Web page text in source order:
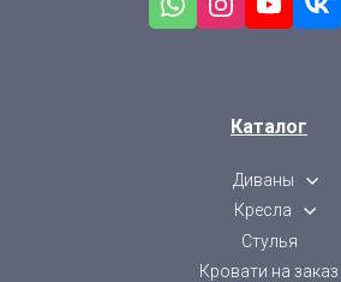
Каталог
Диваны
Кресла
Стулья
Кровати на заказ